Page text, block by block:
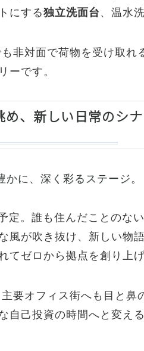
にする独立洗面台 、温水
非対面で荷物を受け取れ
ーです。
、新しい日常のシ
に、深く彩るステージ。
定。誰も住んだことのな
風が吹き抜け、新しい物
てゼロから拠点を創り上
主要オフィス街へも目と鼻
自己投資の時間へと変え